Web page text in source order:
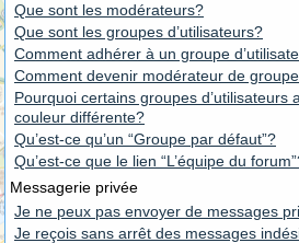
Que sont les modérateurs?
Que sont les groupes d’utilisateurs?
Comment adhérer à un groupe
Comment devenir modérateur de
Pourquoi certains groupes d’utilisateurs
couleur différente?
Qu’est-ce qu’un “Groupe par défaut”?
Qu’est-ce que le lien “L’équipe du
Messagerie privée
Je ne peux pas envoyer de messages
Je reçois sans arrêt des messages